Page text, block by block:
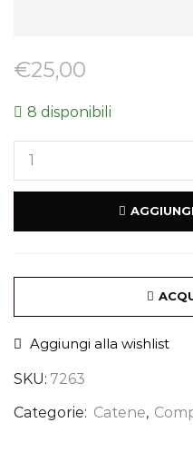
€25,00
8 disponibili
Aggiungi alla wishlist
SKU: 7263
Categorie: Catene,